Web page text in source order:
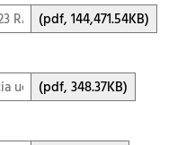
RADY GMINY BOLESŁAW z
(pdf, 144,471.54KB)
uchwały(pdf, 348.37KB)